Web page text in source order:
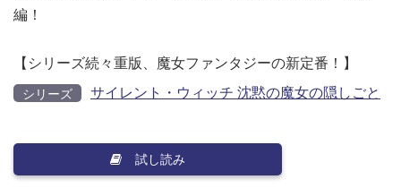
編！
【シリーズ続々重版、魔女ファンタジーの新定番！】
シリーズ サイレント・ウィッチ 沈黙の魔女の隠しごと
試し読み